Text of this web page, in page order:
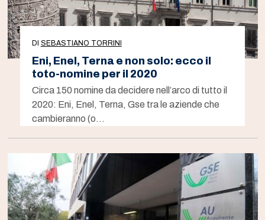
DI SEBASTIANO TORRINI
Eni, Enel, Terna e non solo: ecco il
toto-nomine per il 2020
Circa 150 nomine da decidere nell’arco di tutto il
2020: Eni, Enel, Terna, Gse tra le aziende che
cambieranno (o…